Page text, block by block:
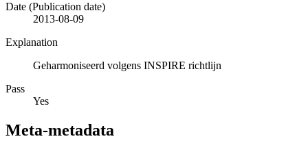
Date (Publication date)
2013-08-09
Explanation
Geharmoniseerd volgens INSPIRE richtlijn
Pass
Yes
Meta-metadata